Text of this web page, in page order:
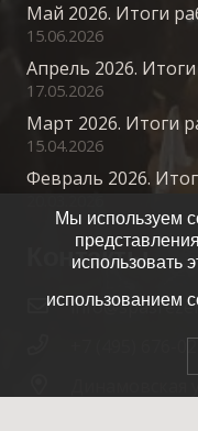
Май 2026. Итоги
15.06.2026
Апрель 2026.
17.05.2026
Март 2026. Итоги
15.04.2026
Февраль 2026.
Контакты
+7 (495) 676-
Мы используем
использовать
использованием